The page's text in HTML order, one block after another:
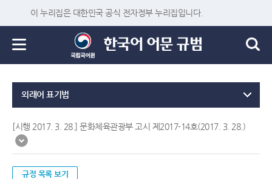
이 누리집은 대한민국 공식 전자정부 누리집입니다.
외래어 표기법
[시행 2017. 3. 28.] 문화체육관광부 고시 제2017-14호(2017. 3. 28.)
규정 목록 보기